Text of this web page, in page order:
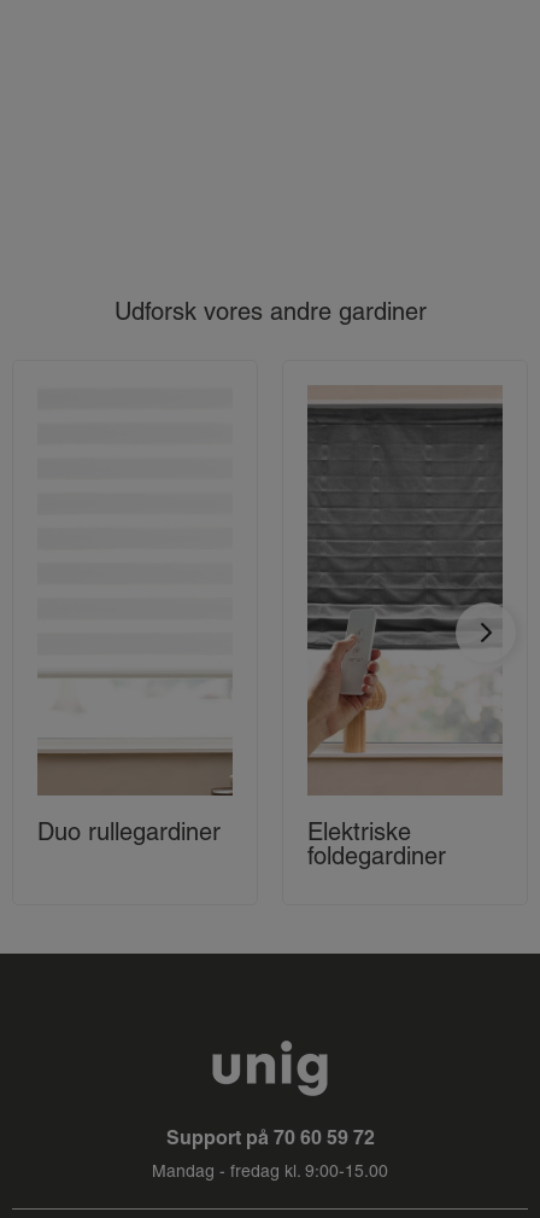
Udforsk vores andre gardiner
Duo rullegardiner
Elektriske
foldegardiner
Support på 70 60 59 72
Mandag - fredag kl. 9:00-15.00